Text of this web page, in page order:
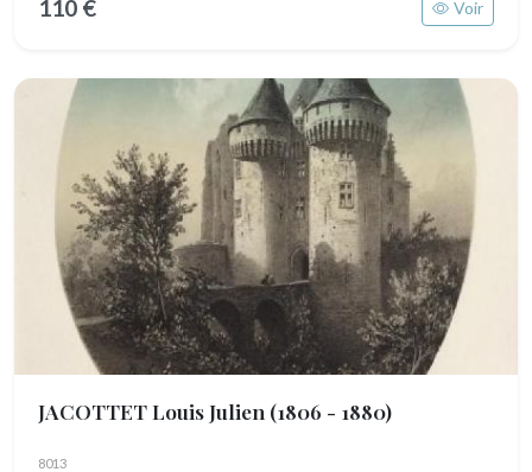
110 € Voir
JACOTTET Louis Julien (1806 - 1880)
8013